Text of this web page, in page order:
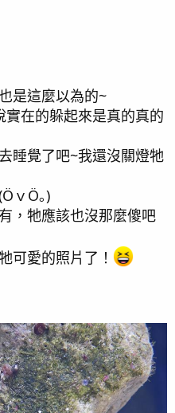
祝~~
是這麼以為的~
在的躲起來是真的真的
睡覺了吧~我還沒關燈牠
ｖ⁠Ӧ⁠｡⁠)
，牠應該也沒那麼傻吧
可愛的照片了！